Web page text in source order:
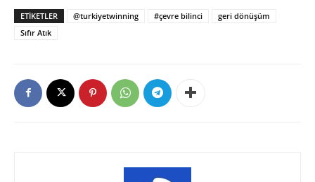
ETIKETLER @turkiyetwinning #çevre bilinci
geri dönüşüm
Sıfır Atık